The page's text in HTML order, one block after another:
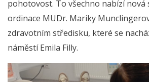
pohotovost. To všechno nabízí
ordinace MUDr. Mariky
zdravotním středisku, které se
náměstí Emila Filly.